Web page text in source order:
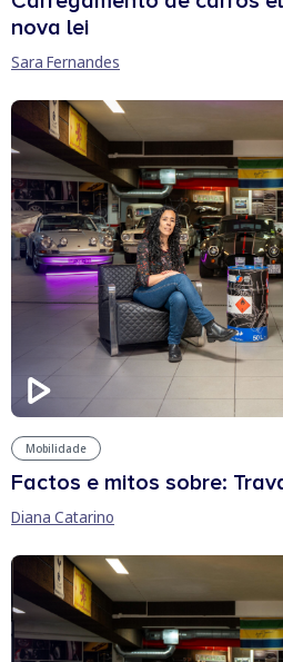
nova lei
Sara Fernandes
Mobilidade
Factos e mitos sobre:
Diana Catarino